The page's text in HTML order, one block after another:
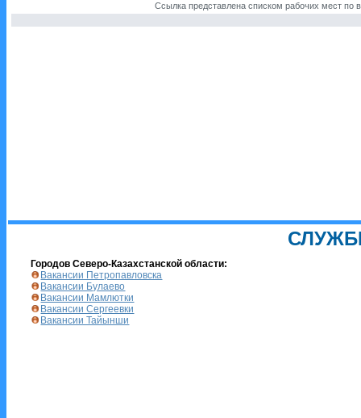
Ссылка представлена списком рабочих мест по
Городов Северо-Казахстанской области:
Вакансии Петропавловска
Вакансии Булаево
Вакансии Мамлютки
Вакансии Сергеевки
Вакансии Тайынши